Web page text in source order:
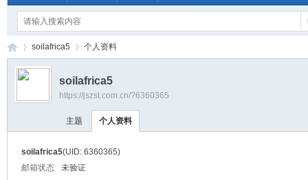
›
soilafrica5 个人资料
soilafrica5
https://jszst.com.cn/?6360365
主题 个人资料
soilafrica5(UID: 6360365)
邮箱状态
未验证